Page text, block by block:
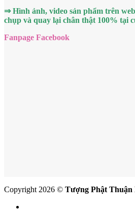
⇒ Hình ảnh, video sản phẩm trên
chụp và quay lại chân thật 100% tại
Fanpage Facebook
Copyright 2026 © Tượng Phật Thuận